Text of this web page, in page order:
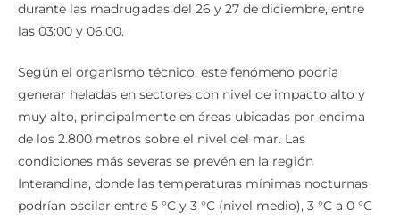
durante las madrugadas del 26 y 27 de diciembre, entre
las 03:00 y 06:00.
Según el organismo técnico, este fenómeno podría
generar heladas en sectores con nivel de impacto alto y
muy alto, principalmente en áreas ubicadas por encima
de los 2.800 metros sobre el nivel del mar. Las
condiciones más severas se prevén en la región
Interandina, donde las temperaturas mínimas nocturnas
podrían oscilar entre 5 °C y 3 °C (nivel medio), 3 °C a 0 °C